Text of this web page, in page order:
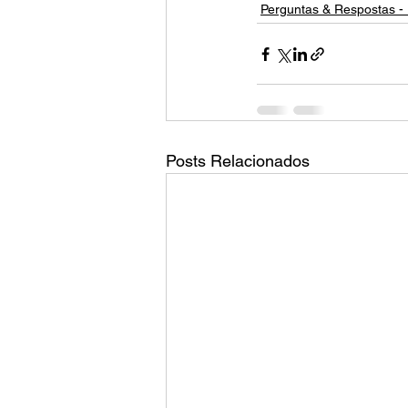
Perguntas & Respostas -
Posts Relacionados